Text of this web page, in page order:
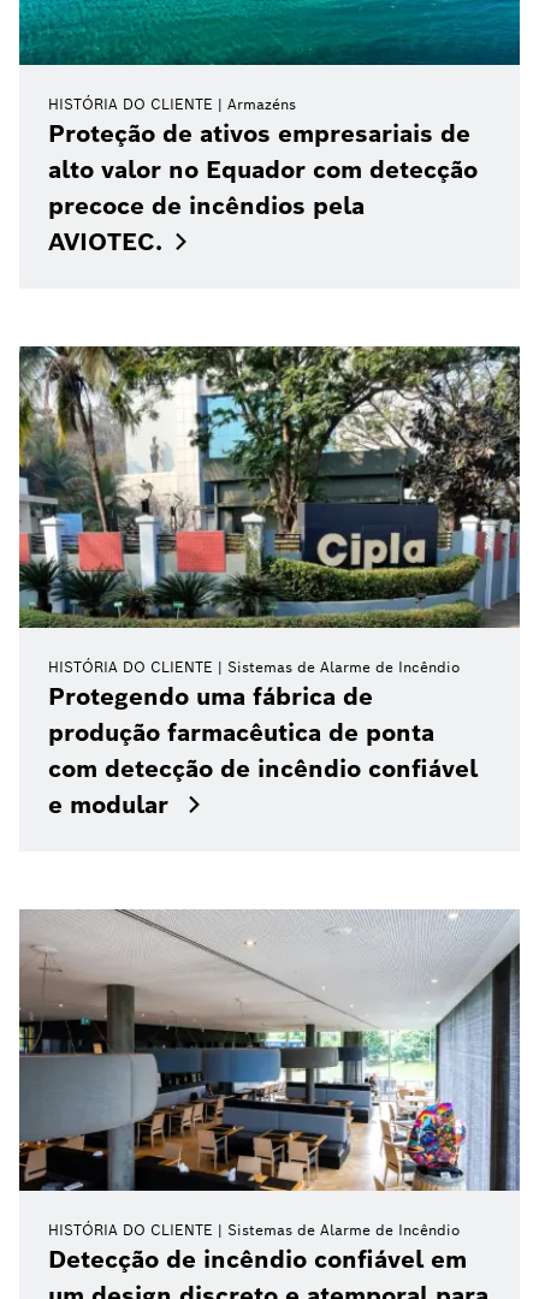
HISTÓRIA DO CLIENTE Armazéns
Proteção de ativos empresariais de
alto valor no Equador com detecção
precoce de incêndios pela
AVIOTEC.
HISTÓRIA DO CLIENTE Sistemas de Alarme de Incêndio
Protegendo uma fábrica de
produção farmacêutica de ponta
com detecção de incêndio confiável
e modular
HISTÓRIA DO CLIENTE Sistemas de Alarme de Incêndio
Detecção de incêndio confiável em